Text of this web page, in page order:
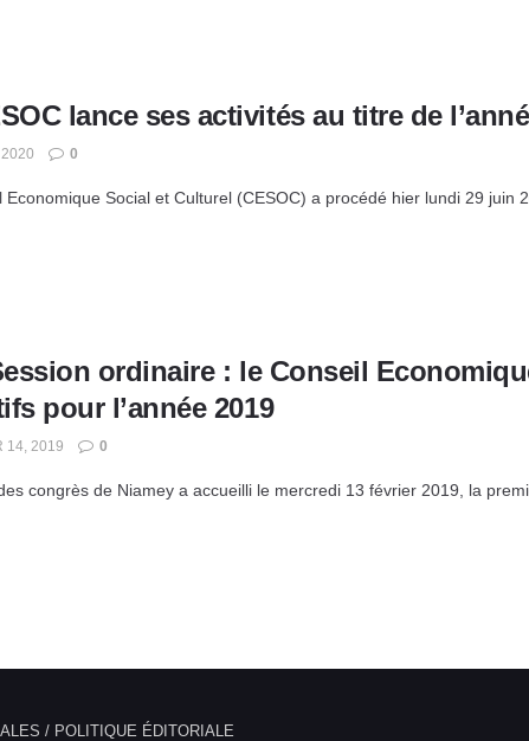
lance ses activités au titre de
0
Economique Social et Culturel (CESOC) a procédé hier lundi 29 juin
ordinaire : le Conseil
pour l’année 2019
14, 2019 0
congrès de Niamey a accueilli le mercredi 13 février 2019, la
/ POLITIQUE ÉDITORIALE